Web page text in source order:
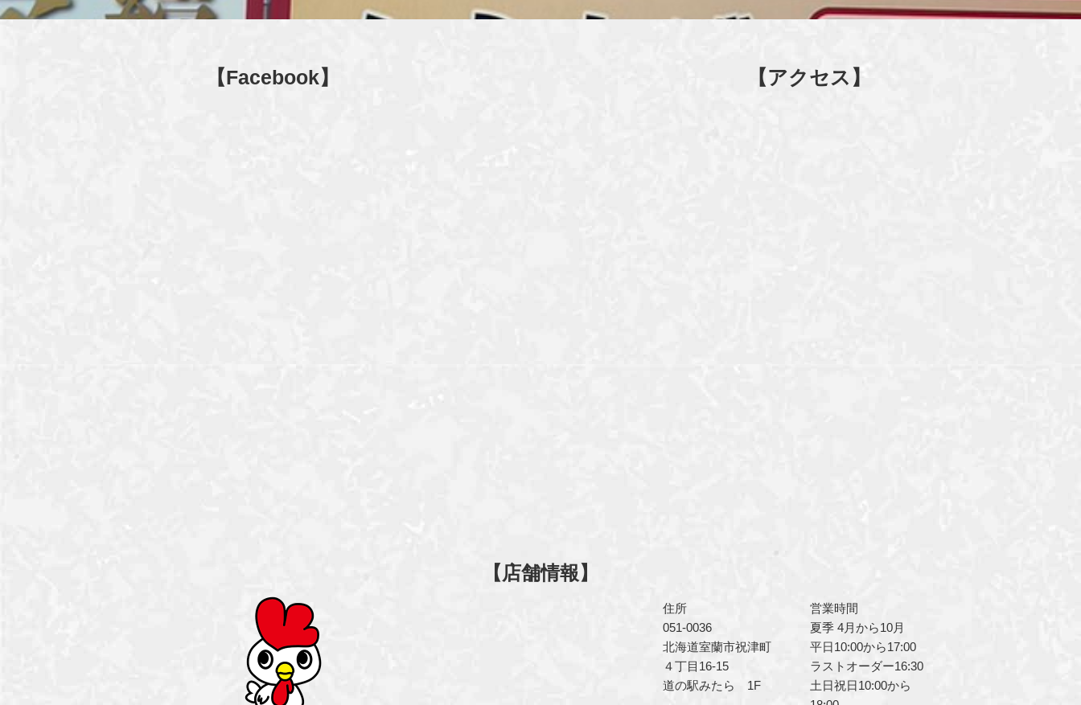
【Facebook】 【アクセス】
【店舗情報】
住所
051-0036
北海道室蘭市祝津町
４丁目16-15
道の駅みたら 1F
営業時間
夏季 4月から10月
平日10:00から17:00
ラストオーダー16:30
土日祝日10:00から